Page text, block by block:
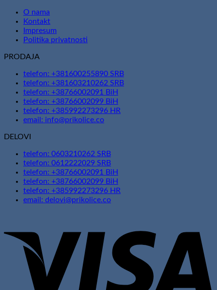
O nama
Kontakt
Impresum
Politika privatnosti
PRODAJA
telefon: +381600255890 SRB
telefon: +381603210262 SRB
telefon: +38766002091 BiH
telefon: +38766002099 BiH
telefon: +385992273296 HR
email: info@prikolice.co
DELOVI
telefon: 0603210262 SRB
telefon: 0612222029 SRB
telefon: +38766002091 BiH
telefon: +38766002099 BiH
telefon: +385992273296 HR
email: delovi@prikolice.co